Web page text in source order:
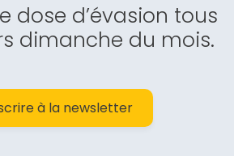
dose d’évasion tous
dimanche du mois.
à la newsletter